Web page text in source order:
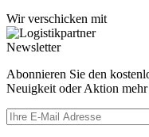
Wir verschicken mit
Newsletter
Abonnieren Sie den
Neuigkeit oder Aktion